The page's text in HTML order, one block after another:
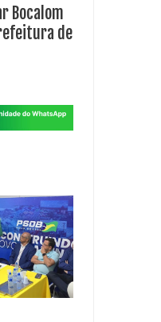
Bocalom
de